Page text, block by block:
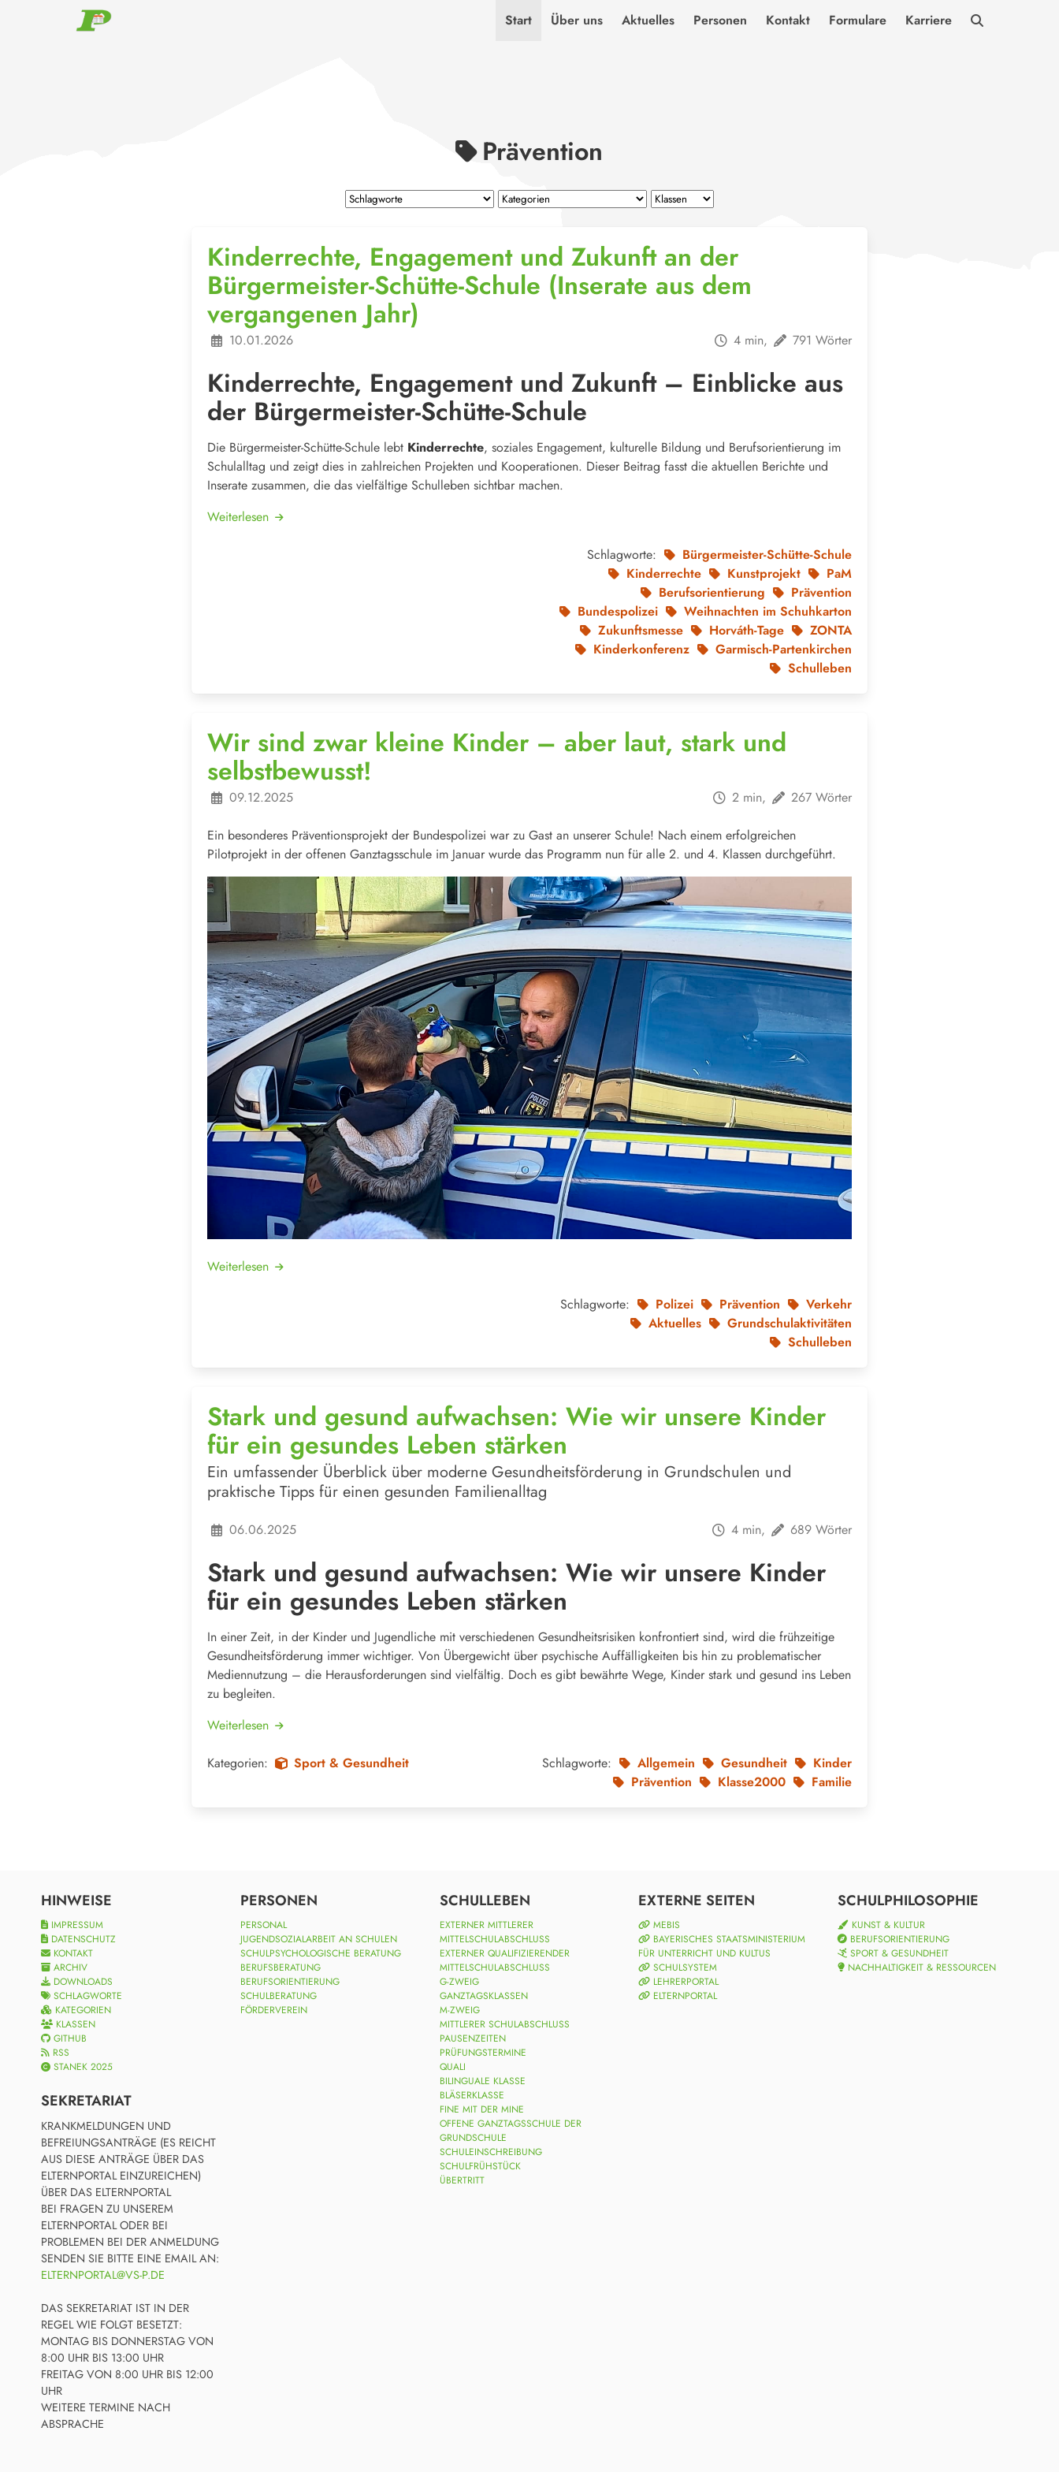
Start Über uns Aktuelles Personen Kontakt Formulare Karriere
Prävention
Kinderrechte, Engagement und Zukunft an der
Bürgermeister-Schütte-Schule (Inserate aus dem
vergangenen Jahr)
10.01.2026 4 min, 791 Wörter
Kinderrechte, Engagement und Zukunft – Einblicke aus
der Bürgermeister-Schütte-Schule
Die Bürgermeister-Schütte-Schule lebt Kinderrechte, soziales Engagement, kulturelle Bildung und Berufsorientierung im
Schulalltag und zeigt dies in zahlreichen Projekten und Kooperationen. Dieser Beitrag fasst die aktuellen Berichte und
Inserate zusammen, die das vielfältige Schulleben sichtbar machen.
Weiterlesen
Schlagworte:
Bürgermeister-Schütte-Schule
Kinderrechte
Kunstprojekt
PaM
Berufsorientierung
Prävention
Bundespolizei
Weihnachten im Schuhkarton
Zukunftsmesse
Horváth-Tage
ZONTA
Kinderkonferenz
Garmisch-Partenkirchen
Schulleben
Wir sind zwar kleine Kinder – aber laut, stark und
selbstbewusst!
09.12.2025 2 min, 267 Wörter
Ein besonderes Präventionsprojekt der Bundespolizei war zu Gast an unserer Schule! Nach einem erfolgreichen
Pilotprojekt in der offenen Ganztagsschule im Januar wurde das Programm nun für alle 2. und 4. Klassen durchgeführt.
Weiterlesen
Schlagworte: Polizei Prävention
Verkehr
Aktuelles
Grundschulaktivitäten
Schulleben
Stark und gesund aufwachsen: Wie wir unsere Kinder
für ein gesundes Leben stärken
Ein umfassender Überblick über moderne Gesundheitsförderung in Grundschulen und
praktische Tipps für einen gesunden Familienalltag
06.06.2025 4 min, 689 Wörter
Stark und gesund aufwachsen: Wie wir unsere Kinder
für ein gesundes Leben stärken
In einer Zeit, in der Kinder und Jugendliche mit verschiedenen Gesundheitsrisiken konfrontiert sind, wird die frühzeitige
Gesundheitsförderung immer wichtiger. Von Übergewicht über psychische Auffälligkeiten bis hin zu problematischer
Mediennutzung – die Herausforderungen sind vielfältig. Doch es gibt bewährte Wege, Kinder stark und gesund ins Leben
zu begleiten.
Weiterlesen
Kategorien: Sport & Gesundheit Schlagworte: Allgemein Gesundheit
Kinder
Prävention
Klasse2000 Familie
HINWEISE
IMPRESSUM
DATENSCHUTZ
KONTAKT
ARCHIV
DOWNLOADS
SCHLAGWORTE
KATEGORIEN
KLASSEN
GITHUB
RSS
STANEK 2025
SEKRETARIAT
KRANKMELDUNGEN UND
BEFREIUNGSANTRÄGE (ES REICHT
AUS DIESE ANTRÄGE ÜBER DAS
ELTERNPORTAL EINZUREICHEN)
ÜBER DAS ELTERNPORTAL
BEI FRAGEN ZU UNSEREM
ELTERNPORTAL ODER BEI
PROBLEMEN BEI DER ANMELDUNG
SENDEN SIE BITTE EINE EMAIL AN:
ELTERNPORTAL@VS-P.DE
DAS SEKRETARIAT IST IN DER
REGEL WIE FOLGT BESETZT:
MONTAG BIS DONNERSTAG VON
8:00 UHR BIS 13:00 UHR
FREITAG VON 8:00 UHR BIS 12:00
UHR
WEITERE TERMINE NACH
ABSPRACHE
PERSONEN
PERSONAL
JUGENDSOZIALARBEIT AN SCHULEN
SCHULPSYCHOLOGISCHE BERATUNG
BERUFSBERATUNG
BERUFSORIENTIERUNG
SCHULBERATUNG
FÖRDERVEREIN
SCHULLEBEN
EXTERNER MITTLERER
MITTELSCHULABSCHLUSS
EXTERNER QUALIFIZIERENDER
MITTELSCHULABSCHLUSS
G-ZWEIG
GANZTAGSKLASSEN
M-ZWEIG
MITTLERER SCHULABSCHLUSS
PAUSENZEITEN
PRÜFUNGSTERMINE
QUALI
BILINGUALE KLASSE
BLÄSERKLASSE
FINE MIT DER MINE
OFFENE GANZTAGSSCHULE DER
GRUNDSCHULE
SCHULEINSCHREIBUNG
SCHULFRÜHSTÜCK
ÜBERTRITT
EXTERNE SEITEN
MEBIS
BAYERISCHES STAATSMINISTERIUM
FÜR UNTERRICHT UND KULTUS
SCHULSYSTEM
LEHRERPORTAL
ELTERNPORTAL
SCHULPHILOSOPHIE
KUNST & KULTUR
BERUFSORIENTIERUNG
SPORT & GESUNDHEIT
NACHHALTIGKEIT & RESSOURCEN